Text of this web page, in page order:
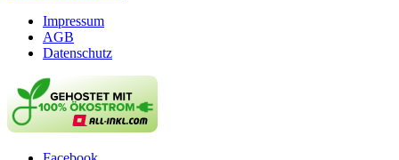
Impressum
AGB
Datenschutz